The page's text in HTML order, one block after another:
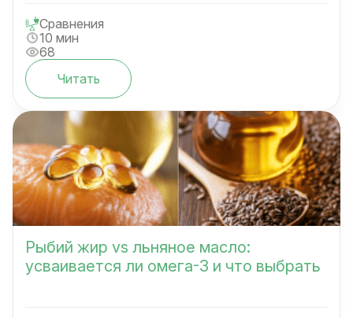
Сравнения
10 мин
68
Читать
Рыбий жир vs льняное масло:
усваивается ли омега-3 и что выбрать